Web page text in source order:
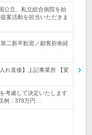
公立、私立総合病院を始
案活動を担当いただきま
二新卒歓迎／顧客折衝経
れ直後】上記事業所 【変
考慮して決定いたします
例：379万円…